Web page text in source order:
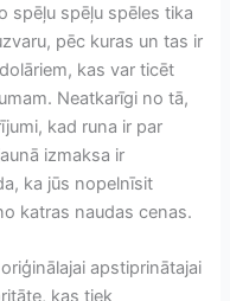
spēļu spēļu spēles tika
pēc kuras un tas ir
kas var ticēt
Neatkarīgi no tā,
kad runa ir par
izmaksa ir
ka jūs nopelnīsit
katras naudas cenas.
apstiprinātajai
kas tiek